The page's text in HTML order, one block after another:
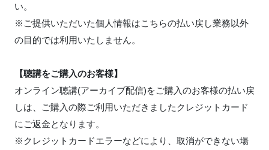
い。
※ご提供いただいた個人情報はこちらの払い戻し業務以外
の目的では利用いたしません。
【聴講をご購入のお客様】
オンライン聴講(アーカイブ配信)をご購入のお客様の払い戻
しは、ご購入の際ご利用いただきましたクレジットカード
にご返金となります。
※クレジットカードエラーなどにより、取消ができない場